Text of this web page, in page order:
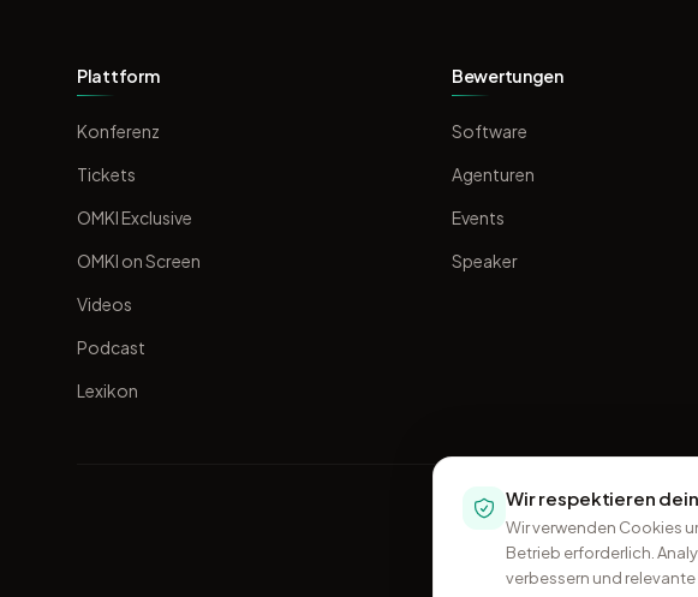
Plattform
Konferenz
Tickets
OMKI Exclusive
OMKI on Screen
Videos
Podcast
Lexikon
Bewertungen
Software
Agenturen
Events
Speaker
Wir respektieren
Wir verwenden Cookies
Betrieb erforderlich.
verbessern und